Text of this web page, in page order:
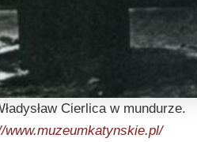
Cierlica w mundurze.
www.muzeumkatynskie.pl/